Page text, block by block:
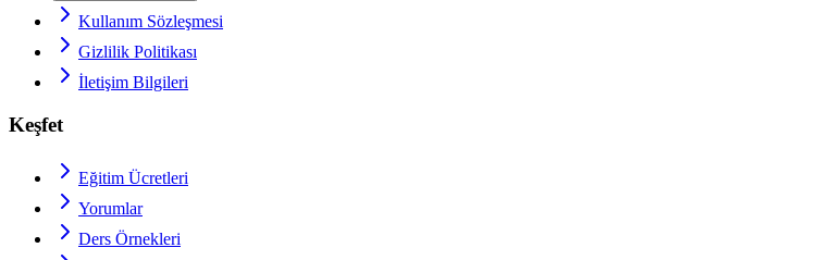
Kullanım Sözleşmesi
Gizlilik Politikası
İletişim Bilgileri
Keşfet
Eğitim Ücretleri
Yorumlar
Ders Örnekleri